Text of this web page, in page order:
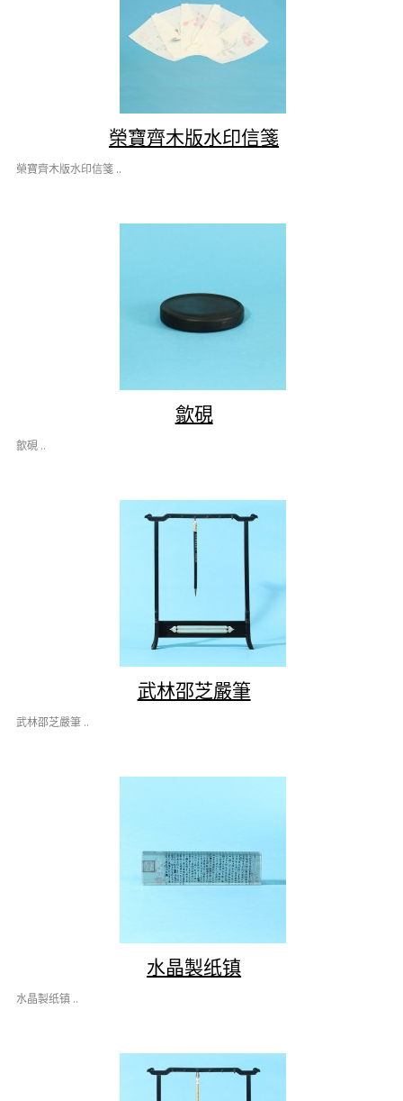
榮寶齊木版水印信箋
榮寶齊木版水印信箋 ..
歙硯
歙硯 ..
武林邵芝嚴筆
武林邵芝嚴筆 ..
水晶製纸镇
水晶製纸镇 ..